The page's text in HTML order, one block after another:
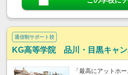
通信制サポート校
KG高等学院 品川・目黒キャ
「最高にアットホ